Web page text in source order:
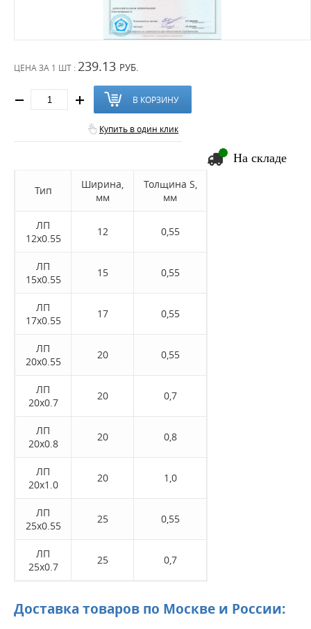
ЦЕНА ЗА 1 ШТ : 239.13 РУБ.
В КОРЗИНУ
Купить в один клик
На складе
Тип
Ширина,
мм
Толщина S,
мм
ЛП
12x0.55
12 0,55
ЛП
15x0.55
15 0,55
ЛП
17x0.55
17 0,55
ЛП
20x0.55
20 0,55
ЛП
20x0.7
20 0,7
ЛП
20x0.8
20 0,8
ЛП
20x1.0
20 1,0
ЛП
25x0.55
25 0,55
ЛП
25x0.7
25 0,7
Доставка товаров по Москве и России: